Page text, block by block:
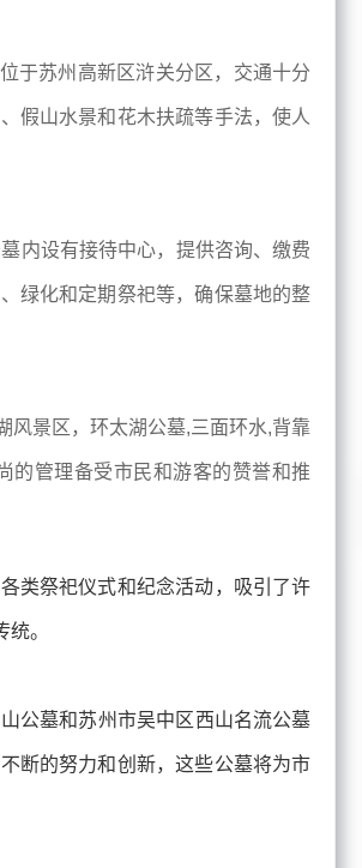
于苏州高新区浒关分区，交通十分
假山水景和花木扶疏等手法，使人
内设有接待中心，提供咨询、缴费
绿化和定期祭祀等，确保墓地的整
风景区，环太湖公墓,三面环水,背靠
的管理备受市民和游客的赞誉和推
类祭祀仪式和纪念活动，吸引了许
。
公墓和苏州市吴中区西山名流公墓
断的努力和创新，这些公墓将为市